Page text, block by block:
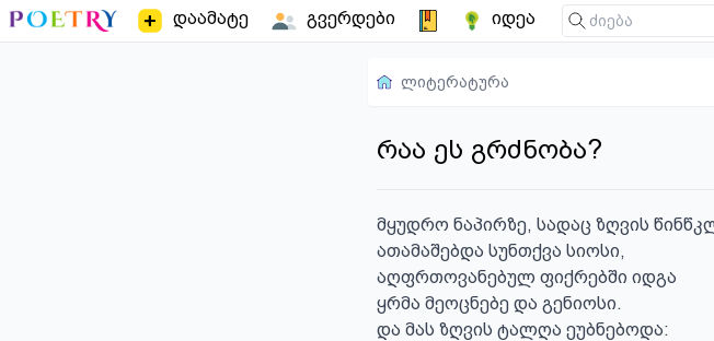
დაამატე გვერდები იდეა
ლიტერატურა
რაა ეს გრძნობა?
მყუდრო ნაპირზე, სადაც ზღვის
ათამაშებდა სუნთქვა სიოსი,
აღფრთოვანებულ ფიქრებში იდგა
ყრმა მეოცნებე და გენიოსი.
და მას ზღვის ტალღა ეუბნებოდა: